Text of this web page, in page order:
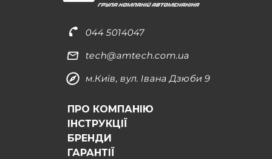
044 5014047
tech@amtech.com.ua
м.Київ, вул. Івана Дзюби 9
ПРО КОМПАНІЮ
ІНСТРУКЦІЇ
БРЕНДИ
ГАРАНТІЇ